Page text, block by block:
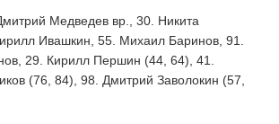
Медведев вр., 30. Никита
Ивашкин, 55. Михаил Баринов, 91.
29. Кирилл Першин (44, 64), 41.
(76, 84), 98. Дмитрий Заволокин (57,